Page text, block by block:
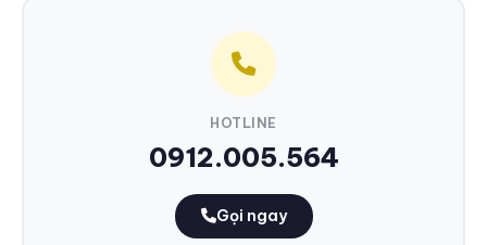
HOTLINE
0912.005.564
Gọi ngay